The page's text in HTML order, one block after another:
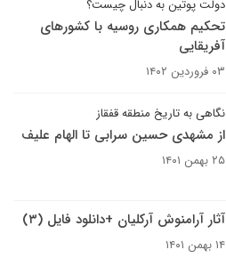
دولت پوتین به دنبال چیست؟
تحکیم همکاری روسیه با کشورهای
آفریقایی
۰۳ فروردین ۱۴۰۲
نگاهی به تاریخ منطقه قفقاز
از مشهدی حسین سرابی تا الهام علیف
۲۵ بهمن ۱۴۰۱
آثار آرامنوش آرکلیان +دانلود فایل (۳)
۱۴ بهمن ۱۴۰۱